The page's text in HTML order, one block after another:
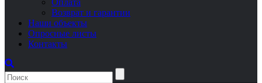
Оплата
Возврат и гарантии
Наши объекты
Опросные листы
Контакты